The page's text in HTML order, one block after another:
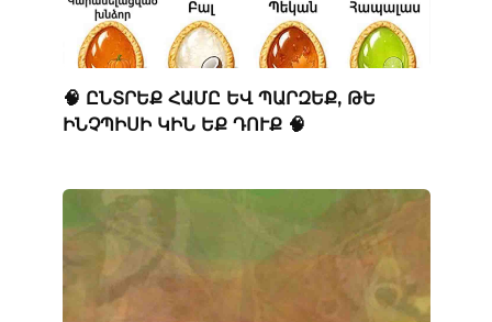
🧠 ԸՆՏՐԵՔ ՀԱՄԸ ԵՎ ՊԱՐԶԵՔ, ԹԵ
ԻՆՉՊԻՍԻ ԿԻՆ ԵՔ ԴՈՒՔ 🧠